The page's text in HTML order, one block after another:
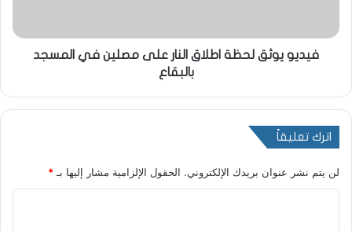
فيديو يوثق لحظة اطلاق النار على مصلين في المسجد
بالبقاع
اترك تعليقاً
لن يتم نشر عنوان بريدك الإلكتروني. الحقول الإلزامية مشار إليها بـ*